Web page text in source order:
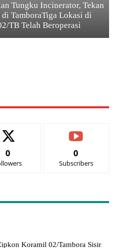
Tungku Incinerator, Tekan
di TamboraTiga Lokasi di
TB Telah Beroperasi
0 0
Subscribers
Koramil 02/Tambora Sisir